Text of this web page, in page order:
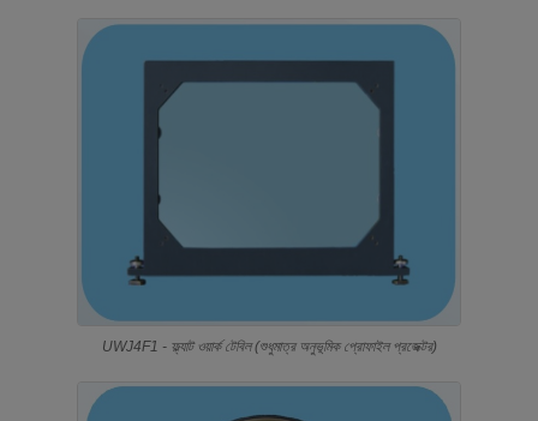
UWJ4F1 - ফ্ল্যাট ওয়ার্ক টেবিল (শুধুমাত্র অনুভূমিক প্রোফাইল প্রজেক্টর)